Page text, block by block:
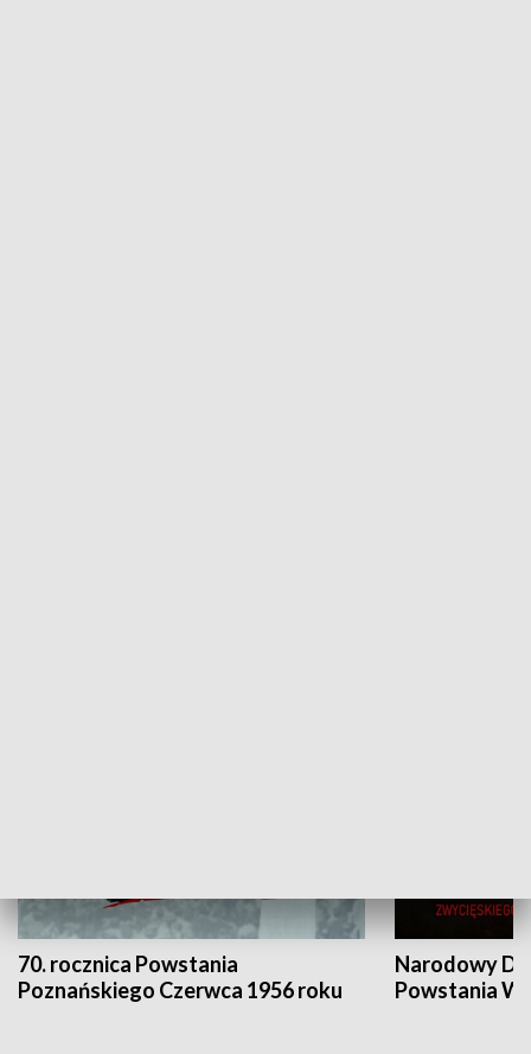
70. rocznica Powstania
Poznańskiego Czerwca 1956 roku
Narodowy
Powstania